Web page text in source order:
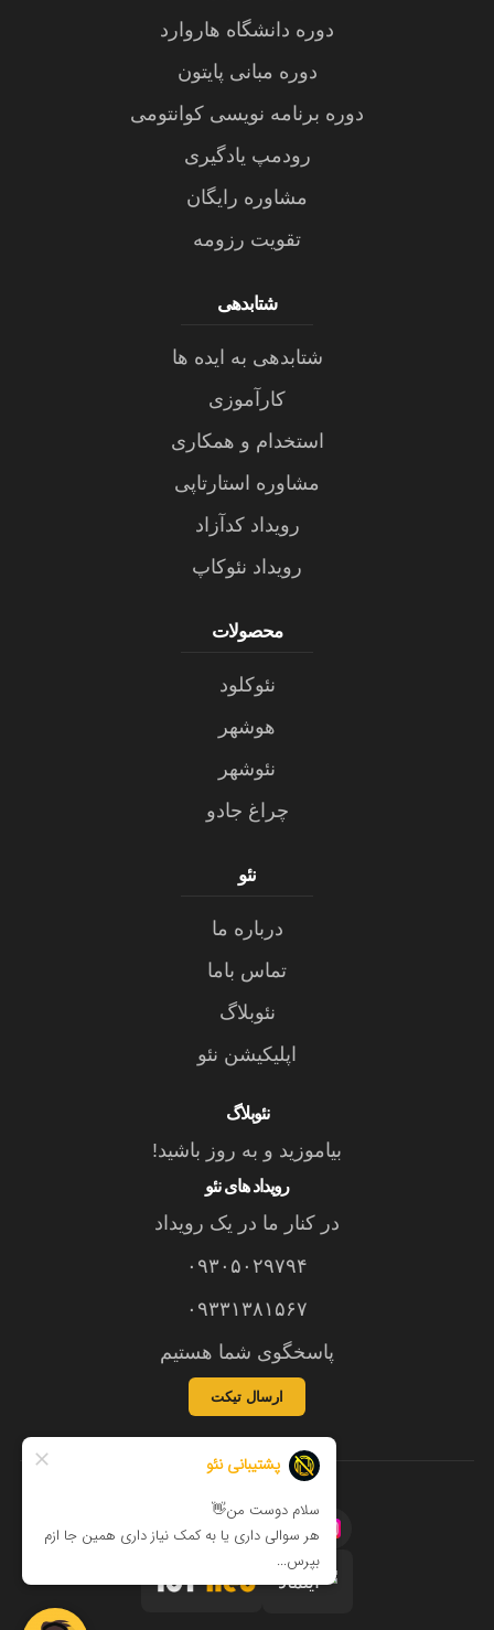
دوره دانشگاه هاروارد
دوره مبانی پایتون
دوره برنامه نویسی کوانتومی
رودمپ یادگیری
مشاوره رایگان
تقویت رزومه
شتابدهی
شتابدهی به ایده ها
کارآموزی
استخدام و همکاری
مشاوره استارتاپی
رویداد کدآزاد
رویداد نئوکاپ
محصولات
نئوکلود
هوشهر
نئوشهر
چراغ جادو
نئو
درباره ما
تماس باما
نئوبلاگ
اپلیکیشن نئو
نئوبلاگ
بیاموزید و به روز باشید!
رویداد های نئو
در کنار ما در یک رویداد
۰۹۳۰۵۰۲۹۷۹۴
۰۹۳۳۱۳۸۱۵۶۷
پاسخگوی شما هستیم
ارسال تیکت